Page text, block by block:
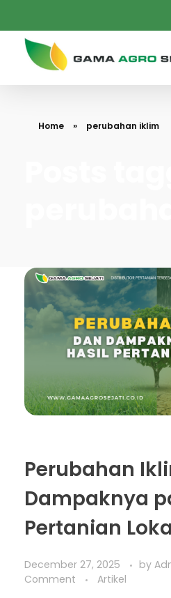
PT. Gama Agro Sejati
Home » perubahan iklim
Perubahan
Dampaknya
Pertanian
December 27, 2025 by
Comment
Artikel